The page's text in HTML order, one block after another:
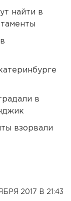
найти в
в
взорвали
2017 В 21:43